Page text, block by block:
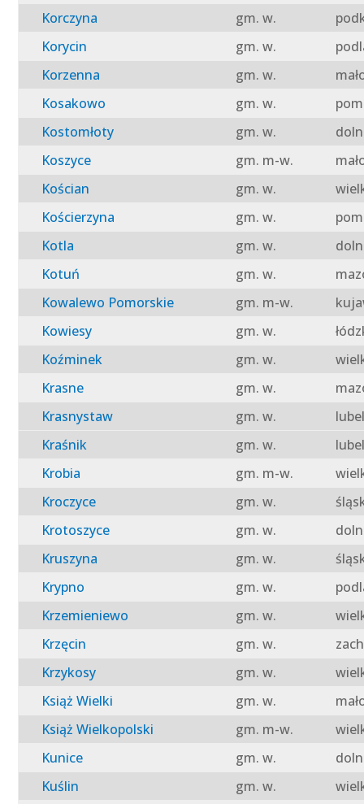
Korczyna
gm. w.
Korycin
gm. w.
Korzenna
gm. w.
Kosakowo
gm. w.
Kostomłoty
gm. w.
Koszyce
gm. m-w.
Kościan
gm. w.
Kościerzyna
gm. w.
Kotla
gm. w.
Kotuń
gm. w.
Kowalewo Pomorskie
gm. m-w.
Kowiesy
gm. w.
Koźminek
gm. w.
Krasne
gm. w.
Krasnystaw
gm. w.
Kraśnik
gm. w.
Krobia
gm. m-w.
Kroczyce
gm. w.
Krotoszyce
gm. w.
Kruszyna
gm. w.
Krypno
gm. w.
Krzemieniewo
gm. w.
Krzęcin
gm. w.
Krzykosy
gm. w.
Książ Wielki
gm. w.
Książ Wielkopolski
gm. m-w.
Kunice
gm. w.
Kuślin
gm. w.